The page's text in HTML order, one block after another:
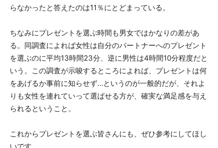
らなかったと答えたのは11％にとどまっている。
ちなみにプレゼントを選ぶ時間も男女ではかなりの差があ
る。同調査によれば女性は自分のパートナーへのプレゼント
を選ぶのに平均13時間23分、逆に男性は4時間10分程度だと
いう。この調査が示唆するところによれば、プレゼントは何
をあげるか事前に知らせず…というのが一般的だが、それよ
りも女性を連れていって選ばせる方が、確実な満足感を与え
られるということ。
これからプレゼントを選ぶ皆さんにも、ぜひ参考にしてほし